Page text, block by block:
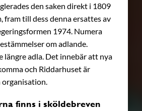
den saken direkt i 1809
fram till dess denna ersattes av
1974. Numera
om adlande.
längre adla. Det innebär att nya
och Riddarhuset är
organisation.
finns i sköldebreven